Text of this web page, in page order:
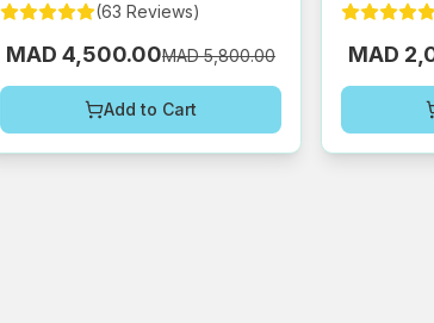
(63 Reviews)
MAD 4,500.00MAD 5,800.00
Add to Cart
MAD